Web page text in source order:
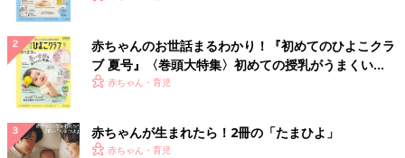
かかわらず１日１〜２回しかしない、まる１日
ますよね。でも、実は新生児は個人差が大き
く、排便が２日に１回の赤ちゃんもいます。ま
た、新生児でも便秘になることもあります。新
生児の赤ちゃんの便秘の見極め方と解消法をご
赤ちゃんの便秘 考えられる主な病気
・水分不足による便秘
・肥厚性幽門狭窄症（ひこうせいゆうもんきょうさくしょう）
赤ちゃんのお世話まるわかり！『初めてのひよこクラ
ブ 夏号』〈巻頭大特集〉初めての授乳がうまくい
く！ おっぱい・ミルクの基本と夏のトラブル 解決テ
赤ちゃん・育児
赤ちゃんが生まれたら！2冊の「たまひよ」
赤ちゃん・育児